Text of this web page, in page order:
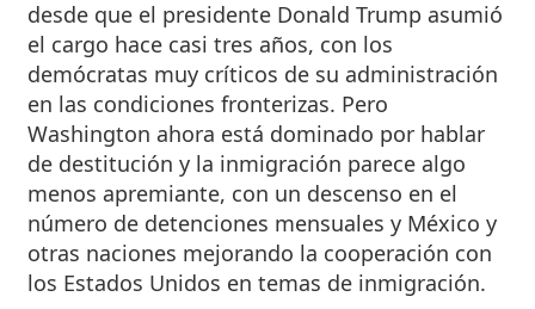
desde que el presidente Donald Trump asumió
el cargo hace casi tres años, con los
demócratas muy críticos de su administración
en las condiciones fronterizas. Pero
Washington ahora está dominado por hablar
de destitución y la inmigración parece algo
menos apremiante, con un descenso en el
número de detenciones mensuales y México y
otras naciones mejorando la cooperación con
los Estados Unidos en temas de inmigración.